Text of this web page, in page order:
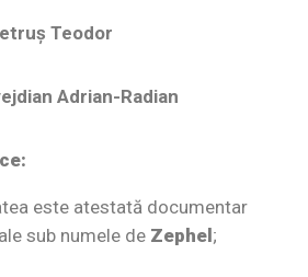
Teodor
Adrian-Radian
este atestată documentar
sub numele de Zephel ;